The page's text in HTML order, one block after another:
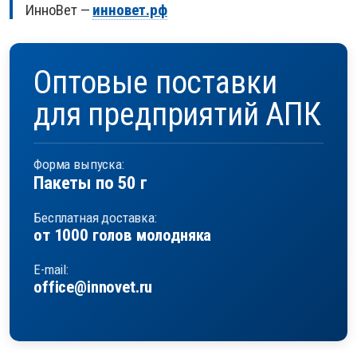
ИнноВет — инновет.рф
Оптовые поставки
для предприятий АПК
Форма выпуска:
Пакеты по 50 г
Бесплатная доставка:
от 1000 голов молодняка
E-mail:
office@innovet.ru